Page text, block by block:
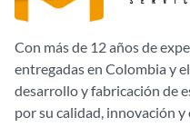
Con más de 12 años de
entregadas en Colombia y
desarrollo y fabricación de
por su calidad, innovación